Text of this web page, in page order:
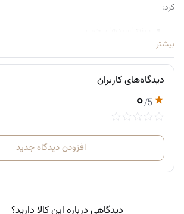
کرد:
سنتز اسیدهای چرب
متابولیسم گلوکز
وضعیت منیزیم در بدن همچنین برای
غده پاراتیروئید اهمیت دارد.
منیزیم سیترات چیست؟
منیزیم سیترات ترکیبی ازمنیزیم + اسید سیتریک
نسبتاً بالا
در بدن، یکی از رایج‌ترین و پرمصرف‌ترین
می‌شود.
است تا مغز.
بیشتر
دیدگاه‌های کاربران
۰/5
افزودن دیدگاه جدید
دیدگاهی درباره این کالا دارید؟